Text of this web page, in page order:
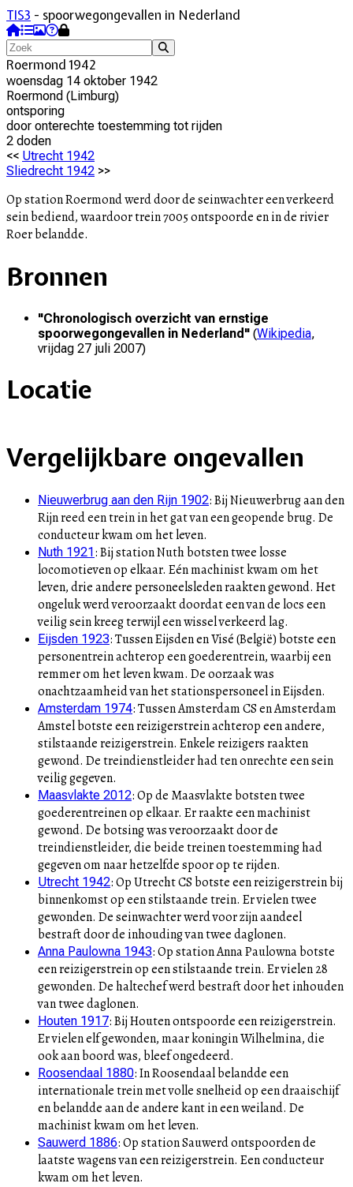
TIS3 - spoorwegongevallen in Nederland
Roermond 1942
woensdag 14 oktober 1942
Roermond (Limburg)
ontsporing
door onterechte toestemming tot rijden
2 doden
<< Utrecht 1942
Sliedrecht 1942 >>
Op station Roermond werd door de seinwachter een verkeerd
sein bediend, waardoor trein 7005 ontspoorde en in de rivier
Roer belandde.
Bronnen
"Chronologisch overzicht van ernstige
spoorwegongevallen in Nederland " (Wikipedia,
vrijdag 27 juli 2007)
Locatie
+
–
Vergelijkbare ongevallen
Nieuwerbrug aan den Rijn 1902:Bij Nieuwerbrug aan den
Rijn reed een trein in het gat van een geopende brug. De
conducteur kwam om het leven.
Nuth 1921:Bij station Nuth botsten twee losse
locomotieven op elkaar. Eén machinist kwam om het
leven, drie andere personeelsleden raakten gewond. Het
ongeluk werd veroorzaakt doordat een van de locs een
veilig sein kreeg terwijl een wissel verkeerd lag.
Eijsden 1923:Tussen Eijsden en Visé (België) botste een
personentrein achterop een goederentrein, waarbij een
remmer om het leven kwam. De oorzaak was
onachtzaamheid van het stationspersoneel in Eijsden.
Amsterdam 1974:Tussen Amsterdam CS en Amsterdam
Amstel botste een reizigerstrein achterop een andere,
stilstaande reizigerstrein. Enkele reizigers raakten
gewond. De treindienstleider had ten onrechte een sein
veilig gegeven.
Maasvlakte 2012:Op de Maasvlakte botsten twee
goederentreinen op elkaar. Er raakte een machinist
gewond. De botsing was veroorzaakt door de
treindienstleider, die beide treinen toestemming had
gegeven om naar hetzelfde spoor op te rijden.
Utrecht 1942:Op Utrecht CS botste een reizigerstrein bij
binnenkomst op een stilstaande trein. Er vielen twee
gewonden. De seinwachter werd voor zijn aandeel
bestraft door de inhouding van twee daglonen.
Anna Paulowna 1943:Op station Anna Paulowna botste
een reizigerstrein op een stilstaande trein. Er vielen 28
gewonden. De haltechef werd bestraft door het inhouden
van twee daglonen.
Houten 1917:Bij Houten ontspoorde een reizigerstrein.
Er vielen elf gewonden, maar koningin Wilhelmina, die
ook aan boord was, bleef ongedeerd.
Roosendaal 1880:In Roosendaal belandde een
internationale trein met volle snelheid op een draaischijf
en belandde aan de andere kant in een weiland. De
machinist kwam om het leven.
Sauwerd 1886:Op station Sauwerd ontspoorden de
laatste wagens van een reizigerstrein. Een conducteur
kwam om het leven.